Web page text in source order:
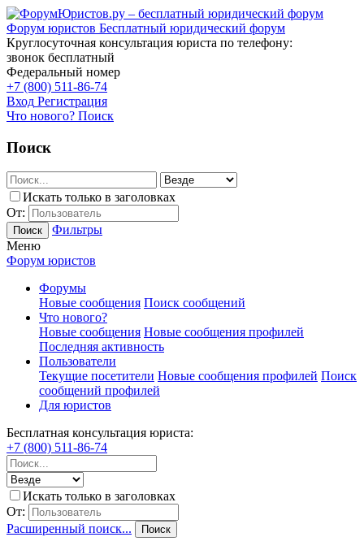
Форум юристов Бесплатный юридический форум
Круглосуточная консультация юриста по телефону:
звонок бесплатный
Федеральный номер
+7 (800) 511-86-74
Вход Регистрация
Что нового? Поиск
Поиск
Искать только в заголовках
От:
Поиск
Фильтры
Меню
Форум юристов
Форумы
Новые сообщения Поиск сообщений
Что нового?
Новые сообщения Новые сообщения профилей
Последняя активность
Пользователи
Текущие посетители Новые сообщения профилей Поиск
сообщений профилей
Для юристов
Бесплатная консультация юриста:
+7 (800) 511-86-74
Искать только в заголовках
От:
Расширенный поиск...
Поиск